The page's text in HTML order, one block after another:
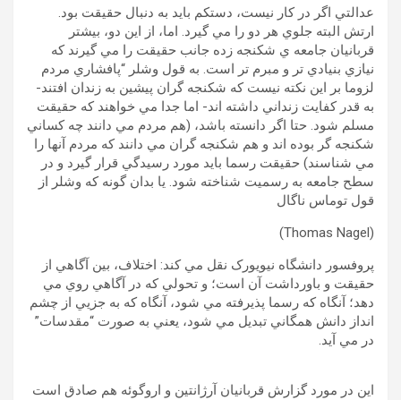
عدالتي اگر در کار نيست، دستکم بايد به دنبال حقيقت بود.
ارتش البته جلوي هر دو را مي گيرد. اما، از اين دو، بيشتر
قربانيان جامعه ي شکنجه زده جانب حقيقت را مي گيرند که
نيازي بنيادي تر و مبرم تر است. به قول وشلر “پافشاري مردم
لزوما بر اين نکته نيست که شکنجه گران پيشين به زندان افتند-
به قدر کفايت زنداني داشته اند- اما جدا مي خواهند که حقيقت
مسلم شود. حتا اگر دانسته باشد، (هم مردم مي دانند چه کساني
شکنجه گر بوده اند و هم شکنجه گران مي دانند که مردم آنها را
مي شناسند) حقيقت رسما بايد مورد رسيدگي قرار گيرد و در
سطح جامعه به رسميت شناخته شود. يا بدان گونه که وشلر از
قول توماس ناگال
(Thomas Nagel)
پروفسور دانشگاه نيويورک نقل مي کند: اختلاف، بين آگاهي از
حقيقت و باورداشت آن است؛ و تحولي که در آگاهي روي مي
دهد؛ آنگاه که رسما پذيرفته مي شود، آنگاه که به جزيي از چشم
انداز دانش همگاني تبديل مي شود، يعني به صورت “مقدسات”
در مي آيد.
اين در مورد گزارش قربانيان آرژانتين و اروگوئه هم صادق است